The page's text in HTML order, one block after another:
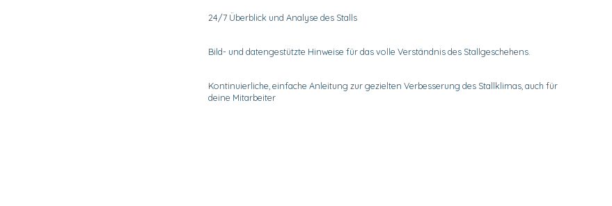
24/7 Überblick und Analyse des Stalls
Bild- und datengestützte Hinweise für das volle Verständnis des Stallgeschehens.
Kontinuierliche, einfache Anleitung zur gezielten Verbesserung des Stallklimas, auch für
deine Mitarbeiter